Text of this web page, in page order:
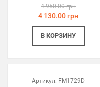
4 950.00 грн
4 130.00 грн
В КОРЗИНУ
Артикул: FM1729D